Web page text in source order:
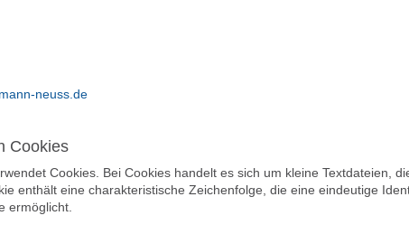
neuss.de
Cookies
Cookies. Bei Cookies handelt es sich um kleine Textdateien,
enthält eine charakteristische Zeichenfolge, die eine eindeutige
ermöglicht.